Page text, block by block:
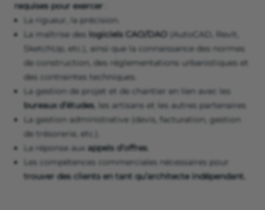
requises pour exercer
La rigueur, la précision.
La maîtrise des logiciels CAO/DAO
(AutoCAD, Revit,
SketchUp, etc.), ainsi que la connaissance des normes
de construction, des réglementations urbanistiques et
des contraintes techniques.
La gestion de projet et de chantier en lien avec les
bureaux d’études, les artisans et les autres partenaires
La gestion administrative (devis, facturation, gestion
de trésorerie, etc.).
La réponse aux appels d’offres.
Les compétences commerciales nécessaires pour
trouver des clients en tant qu’architecte indépendant.